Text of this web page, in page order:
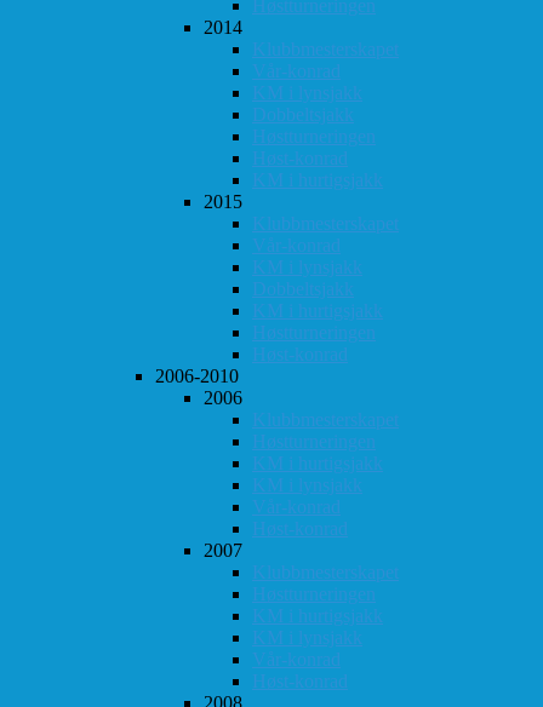
Høstturneringen
2014
Klubbmesterskapet
Vår-konrad
KM i lynsjakk
Dobbeltsjakk
Høstturneringen
Høst-konrad
KM i hurtigsjakk
2015
Klubbmesterskapet
Vår-konrad
KM i lynsjakk
Dobbeltsjakk
KM i hurtigsjakk
Høstturneringen
Høst-konrad
2006-2010
2006
Klubbmesterskapet
Høstturneringen
KM i hurtigsjakk
KM i lynsjakk
Vår-konrad
Høst-konrad
2007
Klubbmesterskapet
Høstturneringen
KM i hurtigsjakk
KM i lynsjakk
Vår-konrad
Høst-konrad
2008